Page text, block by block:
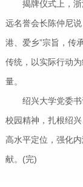
揭牌仪式上，浙
远名誉会长陈仲尼
港、爱乡”宗旨，传
传统，以实际行动
量。
绍兴大学党委书
校园精神，扎根绍
高水平定位，强化
献。(完)